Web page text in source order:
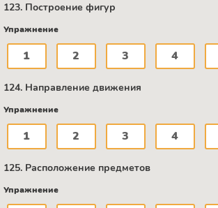
123. Построение фигур
Упражнение
1 2 3 4
124. Направление движения
Упражнение
1 2 3 4
125. Расположение предметов
Упражнение